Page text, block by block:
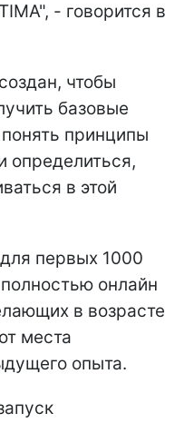
- говорится в
чтобы
базовые
принципы
определиться,
в этой
первых 1000
онлайн
в возрасте
места
опыта.